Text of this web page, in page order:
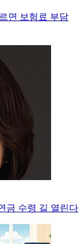
면 보험료 부담
금 수령 길 열린다